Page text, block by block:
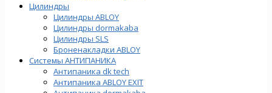
Цилиндры
Цилиндры ABLOY
Цилиндры dormakaba
Цилиндры SLS
Броненакладки ABLOY
Системы АНТИПАНИКА
Антипаника dk tech
Антипаника ABLOY EXIT